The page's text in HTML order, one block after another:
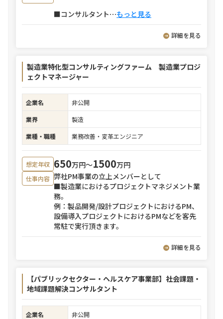
■コンサルタント⋯もっと見る
詳細を見る
製造業特化型コンサルティングファーム 製造業プロジ
ェクトマネージャー
企業名
非公開
業界
製造
業種・職種
業務改善・変革エンジニア
想定年収 650万円〜1500万円
仕事内容 弊社PM事業の立上メンバーとして
■製造業におけるプロジェクトマネジメント業
務。
例：製品開発/設計プロジェクトにおけるPM、
設備導入プロジェクトにおけるPMなどを客先
常駐で実行頂きます。
詳細を見る
【パブリックセクター・ヘルスケア事業部】社会課題・
地域課題解決コンサルタント
企業名
非公開